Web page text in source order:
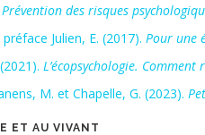
Prévention des risques
Julien, E. (2017). Pour une
L’écopsychologie. Comment
M. et Chapelle, G. (2023).
ET AU VIVANT